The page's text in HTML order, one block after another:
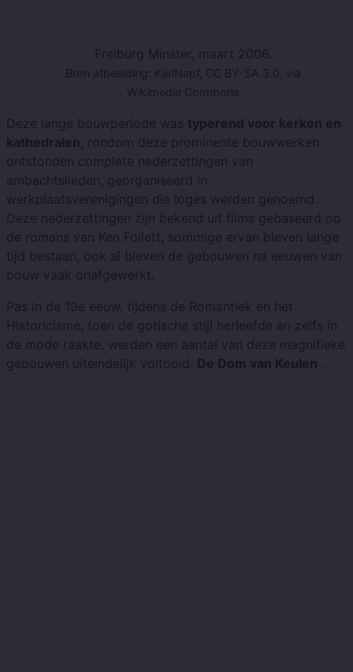
Freiburg Minster, maart 2006.
Bron afbeelding: KarlNapf, CC BY-SA 3.0, via
Wikimedia Commons
Deze lange bouwperiode was typerend voor kerken en
kathedralen; rondom deze prominente bouwwerken
ontstonden complete nederzettingen van
ambachtslieden, georganiseerd in
werkplaatsverenigingen die loges werden genoemd.
Deze nederzettingen zijn bekend uit films gebaseerd op
de romans van Ken Follett; sommige ervan bleven lange
tijd bestaan, ook al bleven de gebouwen na eeuwen van
bouw vaak onafgewerkt.
Pas in de 19e eeuw, tijdens de Romantiek en het
Historicisme, toen de gotische stijl herleefde en zelfs in
de mode raakte, werden een aantal van deze magnifieke
gebouwen uiteindelijk voltooid. De Dom van Keulen .